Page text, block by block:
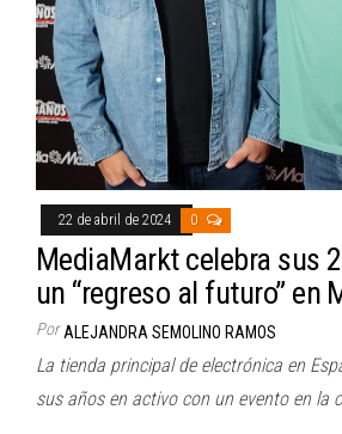
22 de abril de 2024 0
MediaMarkt celebra sus
un “regreso al futuro” en
Por ALEJANDRA SEMOLINO RAMOS
La tienda principal de electrónica en
sus años en activo con un evento en la